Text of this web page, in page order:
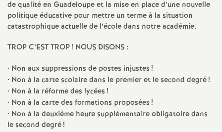
é
n
s
de qualité en Guadeloupe et la mise en place d’une nouvelle
politique éducative pour mettre un terme à la situation
catastrophique actuelle de l’école dans notre académie.
TROP C’EST TROP! NOUS DISONS :
• Non aux suppressions de postes injustes !
• Non à la carte scolaire dans le premier et le second degré!
• Non à la réforme des lycées !
• Non à la carte des formations proposées !
• Non à la deuxième heure supplémentaire obligatoire dans
le second degré!